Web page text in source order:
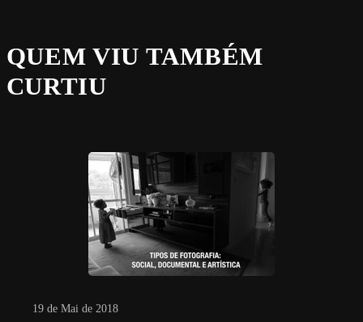
QUEM VIU TAMBÉM
CURTIU
19 de Mai de 2018